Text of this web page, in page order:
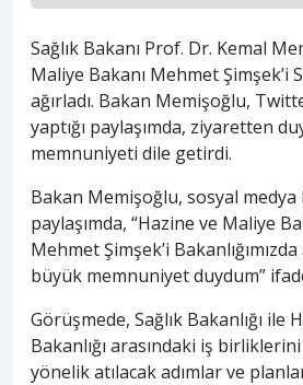
Sağlık Bakanı Prof. Dr. Kemal
Maliye Bakanı Mehmet Şimşek’i
ağırladı. Bakan Memişoğlu,
yaptığı paylaşımda, ziyaretten
memnuniyeti dile getirdi.
Bakan Memişoğlu, sosyal medya
paylaşımda, “Hazine ve Maliye
Mehmet Şimşek’i
büyük memnuniyet duydum”
Görüşmede, Sağlık Bakanlığı ile
Bakanlığı arasındaki iş
yönelik atılacak adımlar ve